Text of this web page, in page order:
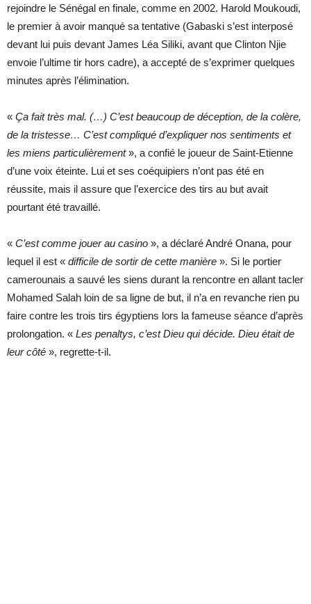
rejoindre le Sénégal en finale, comme en 2002. Harold Moukoudi,
le premier à avoir manqué sa tentative (Gabaski s’est interposé
devant lui puis devant James Léa Siliki, avant que Clinton Njie
envoie l’ultime tir hors cadre), a accepté de s’exprimer quelques
minutes après l’élimination.
« Ça fait très mal. (…) C’est beaucoup de déception, de la colère,
de la tristesse… C’est compliqué d’expliquer nos sentiments et
les miens particulièrement», a confié le joueur de Saint-Etienne
d’une voix éteinte. Lui et ses coéquipiers n’ont pas été en
réussite, mais il assure que l’exercice des tirs au but avait
pourtant été travaillé.
« C’est comme jouer au casino », a déclaré André Onana, pour
lequel il est « difficile de sortir de cette manière ». Si le portier
camerounais a sauvé les siens durant la rencontre en allant tacler
Mohamed Salah loin de sa ligne de but, il n’a en revanche rien pu
faire contre les trois tirs égyptiens lors la fameuse séance d’après
prolongation. « Les penaltys, c’est Dieu qui décide. Dieu était de
leur côté », regrette-t-il.